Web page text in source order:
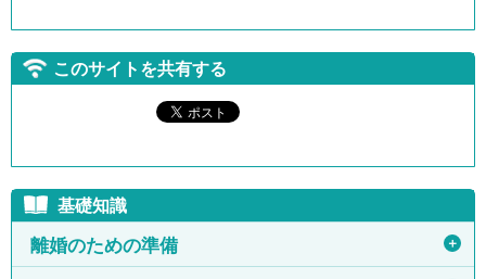
このサイトを共有する
基礎知識
離婚のための準備 ＋